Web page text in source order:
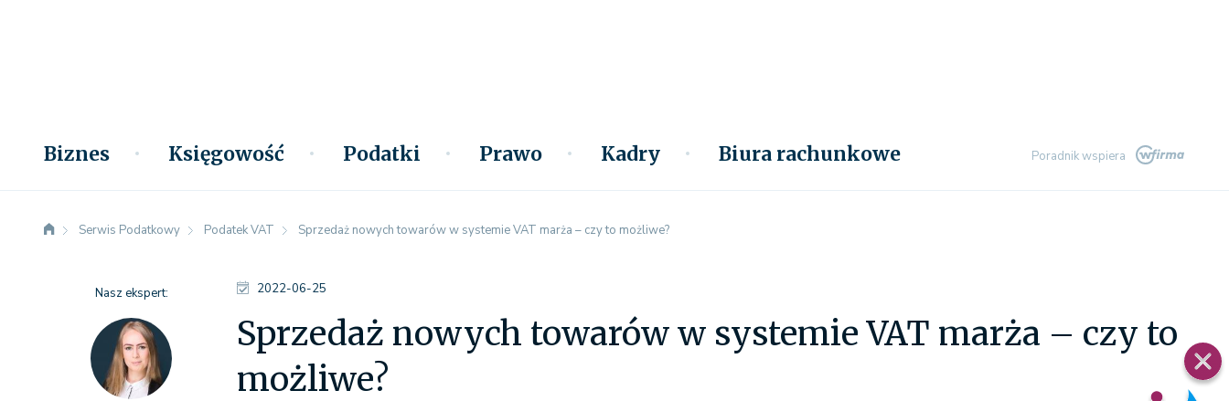
Biznes Księgowość Podatki Prawo Kadry Biura rachunkowe Poradnik wspiera
Serwis Podatkowy Podatek VAT Sprzedaż nowych towarów w systemie VAT marża – czy to możliwe?
2022-06-25
Sprzedaż nowych towarów w systemie VAT marża – czy to
możliwe?
Nasz ekspert: